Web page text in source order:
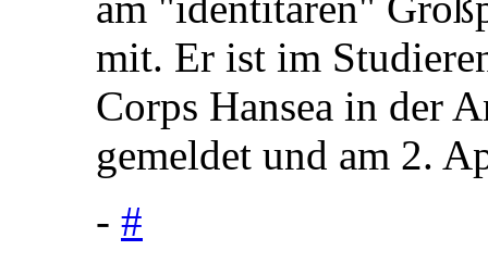
mit. Er ist im
Corps Hansea in der
gemeldet und am 2.
- #